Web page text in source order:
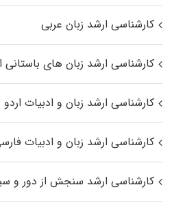
کارشناسی ارشد زبان عربی
کارشناسی ارشد زبان‌ های باستانی
کارشناسی ارشد زبان و ادبیات اردو
کارشناسی ارشد زبان و ادبیات
کارشناسی ارشد سنجش از دور و